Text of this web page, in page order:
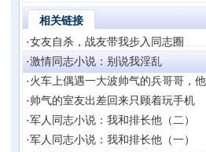
相关链接
·女友自杀，战友带我步入同志圈
·激情同志小说：别说我淫乱
·火车上偶遇一大波帅气的兵哥哥，
·帅气的室友出差回来只顾着玩手机
·军人同志小说：我和排长他（二）
·军人同志小说：我和排长他（一）